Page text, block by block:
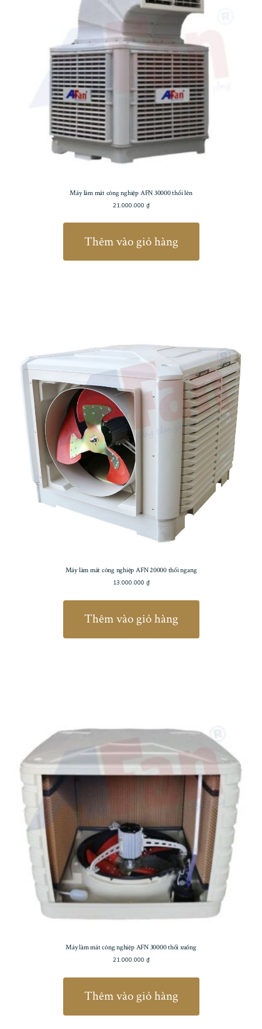
Máy làm mát công nghiệp AFN 30000 thổi lên
21.000.000 ₫
Thêm vào giỏ hàng
Máy làm mát công nghiệp AFN 20000 thổi ngang
13.000.000 ₫
Thêm vào giỏ hàng
Máy làm mát công nghiệp AFN 30000 thổi xuống
21.000.000 ₫
Thêm vào giỏ hàng